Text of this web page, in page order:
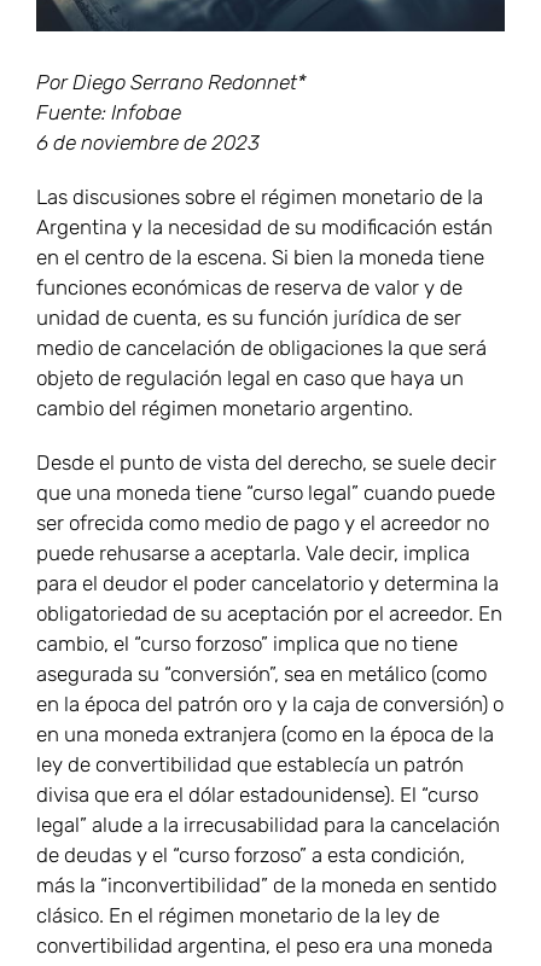
Por Diego Serrano Redonnet*
Fuente: Infobae
6 de noviembre de 2023
Las discusiones sobre el régimen monetario de la
Argentina y la necesidad de su modificación están
en el centro de la escena. Si bien la moneda tiene
funciones económicas de reserva de valor y de
unidad de cuenta, es su función jurídica de ser
medio de cancelación de obligaciones la que será
objeto de regulación legal en caso que haya un
cambio del régimen monetario argentino.
Desde el punto de vista del derecho, se suele decir
que una moneda tiene “curso legal” cuando puede
ser ofrecida como medio de pago y el acreedor no
puede rehusarse a aceptarla. Vale decir, implica
para el deudor el poder cancelatorio y determina la
obligatoriedad de su aceptación por el acreedor. En
cambio, el “curso forzoso” implica que no tiene
asegurada su “conversión”, sea en metálico (como
en la época del patrón oro y la caja de conversión) o
en una moneda extranjera (como en la época de la
ley de convertibilidad que establecía un patrón
divisa que era el dólar estadounidense). El “curso
legal” alude a la irrecusabilidad para la cancelación
de deudas y el “curso forzoso” a esta condición,
más la “inconvertibilidad” de la moneda en sentido
clásico. En el régimen monetario de la ley de
convertibilidad argentina, el peso era una moneda